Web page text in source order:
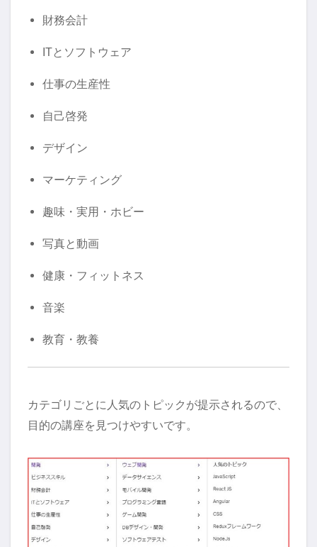
財務会計
ITとソフトウェア
仕事の生産性
自己啓発
デザイン
マーケティング
趣味・実用・ホビー
写真と動画
健康・フィットネス
音楽
教育・教養
カテゴリごとに人気のトピックが提示されるので、
目的の講座を見つけやすいです。